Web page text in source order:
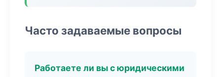
Часто задаваемые вопросы
Работаете ли вы с юридическими